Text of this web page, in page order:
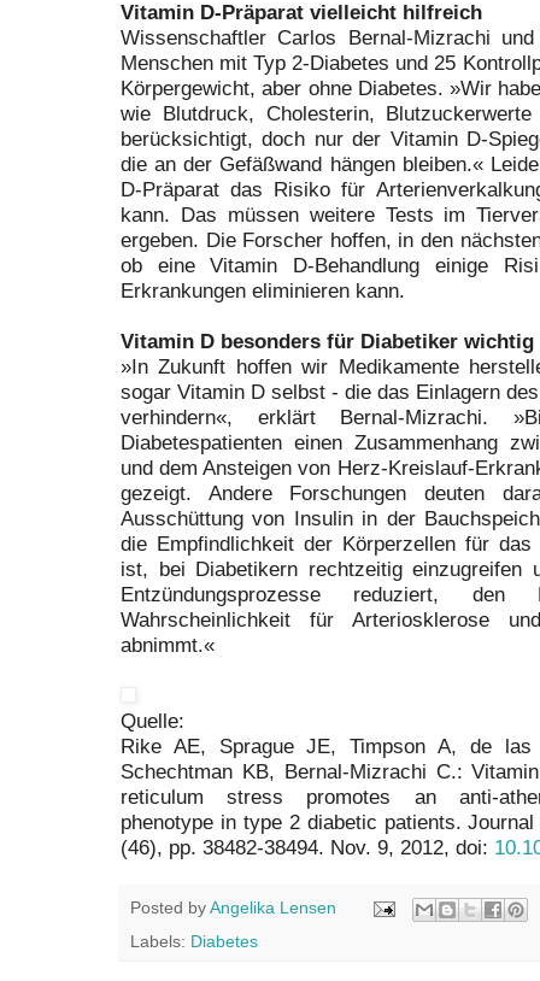
Vitamin D-Präparat vielleicht hilfreich
Wissenschaftler Carlos Bernal-Mizrachi
Menschen mit Typ 2-Diabetes und 25
Körpergewicht, aber ohne Diabetes. »Wir
wie Blutdruck, Cholesterin,
berücksichtigt, doch nur der Vitamin D-
die an der Gefäßwand hängen bleiben.«
D-Präparat das Risiko für
kann. Das müssen weitere Tests im
ergeben. Die Forscher hoffen, in den
ob eine Vitamin D-Behandlung einige
Erkrankungen eliminieren kann.
Vitamin D besonders für Diabetiker wichtig
»In Zukunft hoffen wir Medikamente
sogar Vitamin D selbst - die das Einlagern
verhindern«, erklärt Bernal-Mizrachi.
Diabetespatienten einen Zusammenhang
und dem Ansteigen von Herz-Kreislauf-
gezeigt. Andere Forschungen deuten
Ausschüttung von Insulin in der
die Empfindlichkeit der Körperzellen für
ist, bei Diabetikern rechtzeitig einzugreifen
Entzündungsprozesse reduziert,
Wahrscheinlichkeit für Arteriosklerose
abnimmt.«
Quelle:
Rike AE, Sprague JE, Timpson A, de
Schechtman KB, Bernal-Mizrachi C.:
reticulum stress promotes an anti-
phenotype in type 2 diabetic patients.
(46), pp. 38482-38494. Nov. 9, 2012, doi:
Posted byAngelika Lensen
Labels: Diabetes